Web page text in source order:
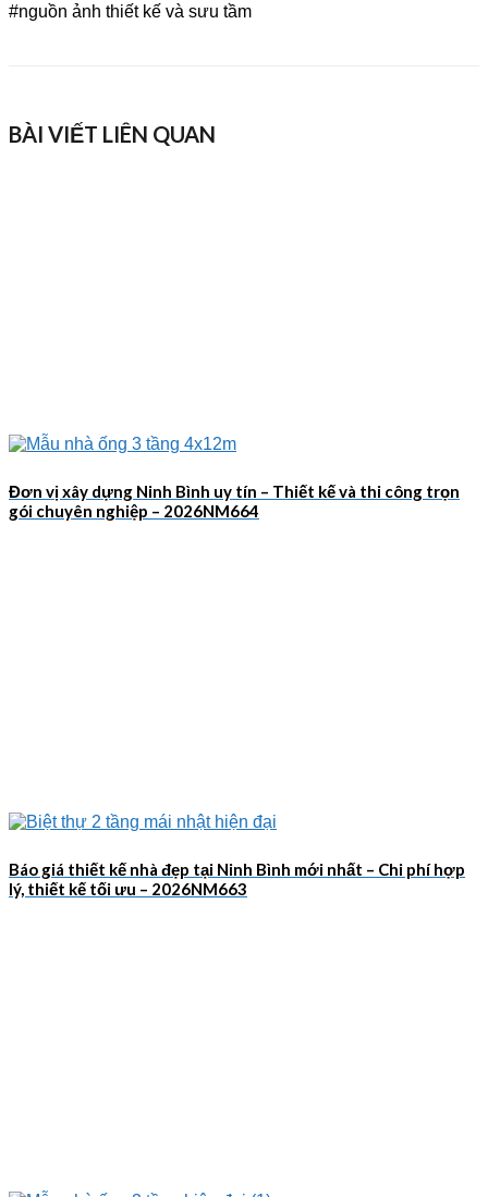
#nguồn ảnh thiết kế và sưu tầm
BÀI VIẾT LIÊN QUAN
Đơn vị xây dựng Ninh Bình uy tín – Thiết kế và thi công trọn
gói chuyên nghiệp – 2026NM664
Báo giá thiết kế nhà đẹp tại Ninh Bình mới nhất – Chi phí hợp
lý, thiết kế tối ưu – 2026NM663